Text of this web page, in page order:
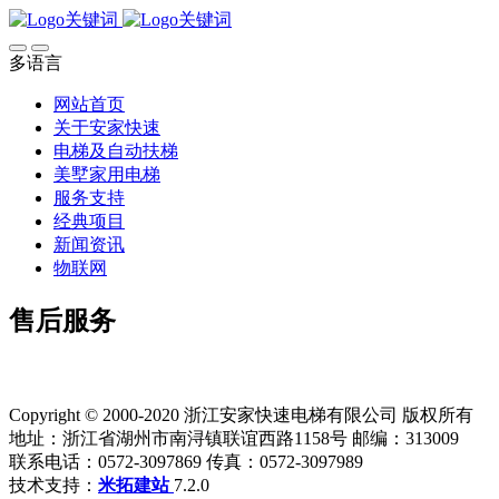
多语言
网站首页
关于安家快速
电梯及自动扶梯
美墅家用电梯
服务支持
经典项目
新闻资讯
物联网
售后服务
Copyright © 2000-2020 浙江安家快速电梯有限公司 版权所有
地址：浙江省湖州市南浔镇联谊西路1158号 邮编：313009
联系电话：0572-3097869 传真：0572-3097989
技术支持： 米拓建站 7.2.0